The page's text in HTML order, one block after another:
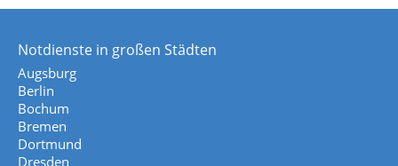
Notdienste in großen Städten
Augsburg
Berlin
Bochum
Bremen
Dortmund
Dresden